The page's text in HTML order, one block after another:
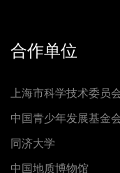
合作单位
上海市科学技术委员
中国青少年发展基金
同济大学
中国地质博物馆